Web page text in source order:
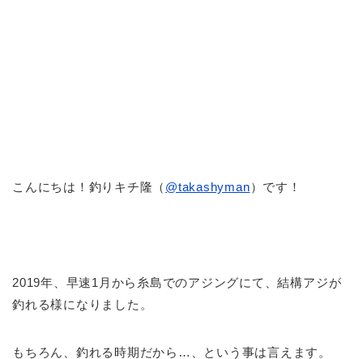
こんにちは！釣りキチ隆（ @takashyman）です！
2019年、早速1月から糸島でのアジングにて、結構アジが
釣れる様になりました。
もちろん、釣れる時期だから…、という事は言えます。